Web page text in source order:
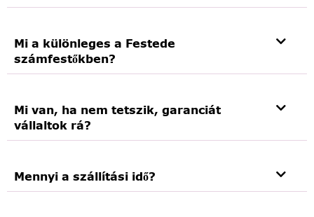
Mi a különleges a Festede
számfestőkben?
Mi van, ha nem tetszik, garanciát
vállaltok rá?
Mennyi a szállítási idő?